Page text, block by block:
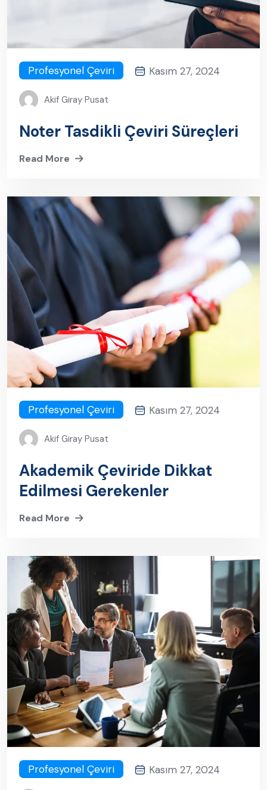
Profesyonel Çeviri Kasım 27, 2024
Akif Giray Pusat
Noter Tasdikli Çeviri Süreçleri
Read More
Profesyonel Çeviri Kasım 27, 2024
Akif Giray Pusat
Akademik Çeviride Dikkat
Edilmesi Gerekenler
Read More
Profesyonel Çeviri Kasım 27, 2024